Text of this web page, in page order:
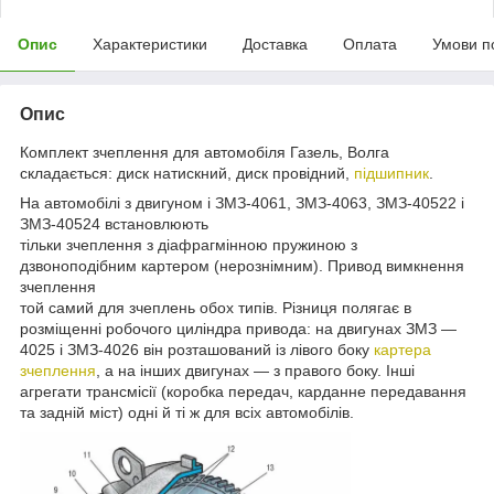
Опис Характеристики Доставка Оплата Умови
Опис
Комплект зчеплення для автомобіля Газель, Волга
складається: диск натискний, диск провідний, підшипник
На автомобілі з двигуном і ЗМЗ-4061, ЗМЗ-4063, ЗМЗ-40522 і
ЗМЗ-40524 встановлюють
тільки зчеплення з діафрагмінною пружиною з
дзвоноподібним картером (нерознімним). Привод вимкнення
зчеплення
той самий для зчеплень обох типів. Різниця полягає в
розміщенні робочого циліндра привода: на двигунах ЗМЗ —
4025 і ЗМЗ-4026 він розташований із лівого боку картера
зчеплення , а на інших двигунах — з правого боку. Інші
агрегати трансмісії (коробка передач, карданне передавання
та задній міст) одні й ті ж для всіх автомобілів.